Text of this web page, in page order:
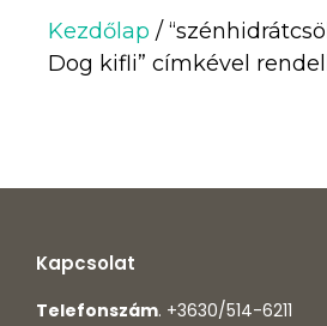
Kezdőlap /
Dog kifli” címkével
Kapcsolat
Telefonszám. +3630/514-6211